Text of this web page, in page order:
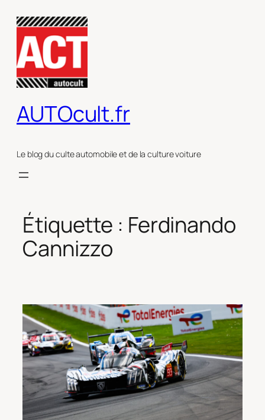
contenu
AUTOcult.fr
Le blog du culte automobile et de la culture voiture
Étiquette : Ferdinando
Cannizzo